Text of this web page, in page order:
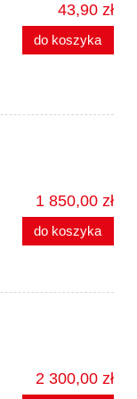
43,90 zł
do koszyka
1 850,00 zł
do koszyka
2 300,00 zł